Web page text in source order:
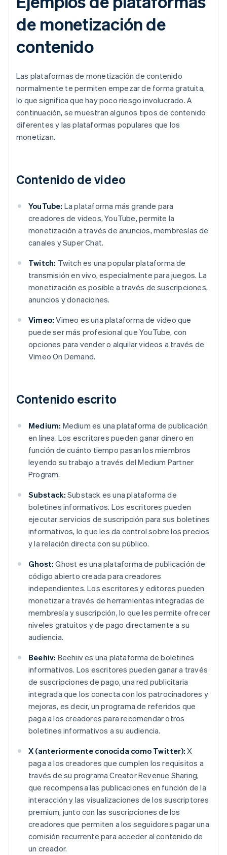
de monetización de
contenido
Las plataformas de monetización de contenido
normalmente te permiten empezar de forma gratuita,
lo que significa que hay poco riesgo involucrado. A
continuación, se muestran algunos tipos de contenido
diferentes y las plataformas populares que los
monetizan.
Contenido de video
YouTube: La plataforma más grande para
creadores de videos, YouTube, permite la
monetización a través de anuncios, membresías de
canales y Super Chat.
Twitch: Twitch es una popular plataforma de
transmisión en vivo, especialmente para juegos. La
monetización es posible a través de suscripciones,
anuncios y donaciones.
Vimeo: Vimeo es una plataforma de video que
puede ser más profesional que YouTube, con
opciones para vender o alquilar videos a través de
Vimeo On Demand.
Contenido escrito
Medium: Medium es una plataforma de publicación
en línea. Los escritores pueden ganar dinero en
función de cuánto tiempo pasan los miembros
leyendo su trabajo a través del Medium Partner
Program.
Substack: Substack es una plataforma de
boletines informativos. Los escritores pueden
ejecutar servicios de suscripción para sus boletines
informativos, lo que les da control sobre los precios
y la relación directa con su público.
Ghost: Ghost es una plataforma de publicación de
código abierto creada para creadores
independientes. Los escritores y editores pueden
monetizar a través de herramientas integradas de
membresía y suscripción, lo que les permite ofrecer
niveles gratuitos y de pago directamente a su
audiencia.
Beehiv: Beehiiv es una plataforma de boletines
informativos. Los escritores pueden ganar a través
de suscripciones de pago, una red publicitaria
integrada que los conecta con los patrocinadores y
mejoras, es decir, un programa de referidos que
paga a los creadores para recomendar otros
boletines informativos a su audiencia.
X (anteriormente conocida como Twitter): X
paga a los creadores que cumplen los requisitos a
través de su programa Creator Revenue Sharing,
que recompensa las publicaciones en función de la
interacción y las visualizaciones de los suscriptores
premium, junto con las suscripciones de los
creadores que permiten a los seguidores pagar una
comisión recurrente para acceder al contenido de
un creador.